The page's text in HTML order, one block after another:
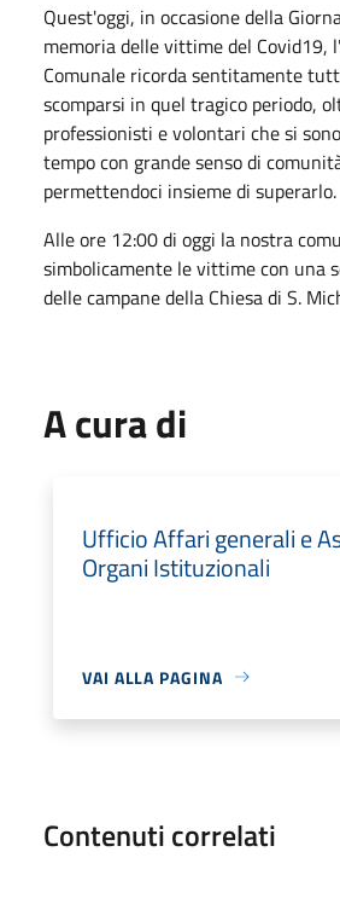
Quest'oggi, in occasione della
memoria delle vittime del Covid19,
Comunale ricorda sentitamente
scomparsi in quel tragico periodo,
professionisti e volontari che si
tempo con grande senso di
permettendoci insieme di superarlo.
Alle ore 12:00 di oggi la nostra
simbolicamente le vittime con una
delle campane della Chiesa di S.
A cura di
Ufficio Affari generali e
Organi Istituzionali
VAI ALLA PAGINA
Contenuti correlati